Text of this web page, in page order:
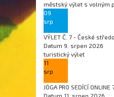
městský výlet s volným
09
srp
VÝLET Č. 7 - České
Datum 9. srpen 2026
turistický výlet
11
srp
JÓGA PRO SEDÍCÍ
Datum 11. srpen 2026